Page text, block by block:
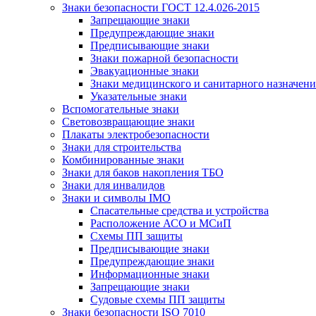
Знаки безопасности ГОСТ 12.4.026-2015
Запрещающие знаки
Предупреждающие знаки
Предписывающие знаки
Знаки пожарной безопасности
Эвакуационные знаки
Знаки медицинского и санитарного
Указательные знаки
Вспомогательные знаки
Световозвращающие знаки
Плакаты электробезопасности
Знаки для строительства
Комбинированные знаки
Знаки для баков накопления ТБО
Знаки для инвалидов
Знаки и символы IMO
Спасательные средства и устройства
Расположение АСО и МСиП
Схемы ПП защиты
Предписывающие знаки
Предупреждающие знаки
Информационные знаки
Запрещающие знаки
Судовые схемы ПП защиты
Знаки безопасности ISO 7010